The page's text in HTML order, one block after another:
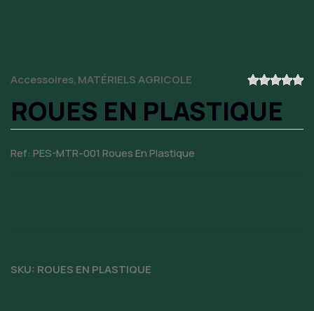
AccessoiresMATÉRIELS AGRICOLE
ROUES EN PLASTIQUE
Ref: PES-MTR-001 Roues En Plastique
SKU: ROUES EN PLASTIQUE